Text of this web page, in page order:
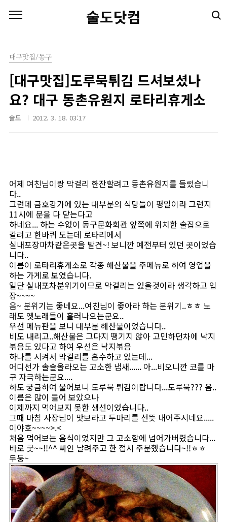
술도닷컴
대구맛집/동구
[대구맛집]도루묵튀김 드셔보셨나
요? 대구 동촌유원지 로타리휴게소
술도 2012. 3. 18. 03:17
어제 여친님이랑 막걸리 한잔할려고 동촌유원지를 들렀습니
다..
그런데 금호강가에 있는 대부분의 식당들이 평일이라 그런지
11시에 문을 다 닫는다고
하네요... 하는 수없이 동구문화회관 앞쪽에 위치한 술집으로
갈려고 한바퀴 도는데 로타리에서
실내포장마차같은곳을 발견~! 보니깐 예전부터 있던 곳이었습
니다..
이름이 로타리휴게소로 각종 해산물을 주메뉴로 하여 영업을
하는 가게로 보였습니다.
일단 실내포차분위기이므로 막걸리는 있을것이라 생각하고 입
장~~~~
음~ 분위기는 좋네요...여친님이 좋아라 하는 분위기..ㅎㅎ 노
래도 옛노래들이 흘러나오는군요..
우선 메뉴판을 보니 대부분 해산물이었습니다..
비도 내리고..해산물은 그다지 땡기지 않아 고민하던차에 낙지
볶음도 있다고 하여 우선은 낙지볶음
하나를 시켜서 막걸리를 흡수하고 있는데...
어디선가 솔솔올라오는 고소한 냄새...... 아...비오니깐 코를 마
구 자극하는군요....
하도 궁금하여 물어보니 도루묵 튀김이랍니다...도루묵??? 음..
이름은 많이 들어 보았으나
이제까지 먹어보지 못한 생선이었습니다..
그때 마침 사장님이 맛보라고 두마리를 선뜻 내어주시네요.....
이야호~~~~>.<
처음 먹어보는 음식이었지만 그 고소함에 넘어가버렸습니다...
바로 굿~~!!^^ 싸인 날려주고 한 접시 주문했습니다~!!ㅎㅎ
두둥~